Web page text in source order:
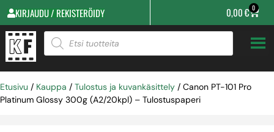
KIRJAUDU / REKISTERÖIDY 0,00€ 0
Etusivu / Kauppa / Tulostus ja kuvankäsittely / Canon PT-101 Pro
Platinum Glossy 300g (A2/20kpl) – Tulostuspaperi